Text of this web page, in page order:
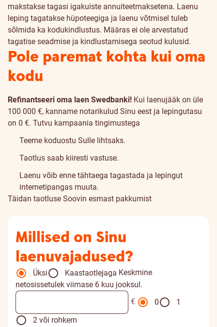
makstakse tagasi igakuiste annuiteetmaksetena. Laenu
leping tagatakse hüpoteegiga ja laenu võtmisel tuleb
sõlmida ka kodukindlustus. Määras ei ole arvestatud
tagatise seadmise ja kindlustamisega seotud kulusid.
Pole paremat kohta kui oma
kodu
Refinantseeri oma laen Swedbanki! Kui laenujääk on üle
100 000 €, kanname notarikulud Sinu eest ja lepingutasu
on 0 €. Tutvu kampaania tingimustega
Teeme koduostu Sulle lihtsaks.
Taotlus saab kiiresti vastuse.
Laenu võib enne tähtaega tagastada ja lepingut
internetipangas muuta.
Täidan taotluse Soovin esmast pakkumist
Millised on Sinu
laenuvajadused?
Üksi Kaastaotlejaga Keskmine
netosissetulek viimase 6 kuu jooksul.
€
0
1
2 või rohkem